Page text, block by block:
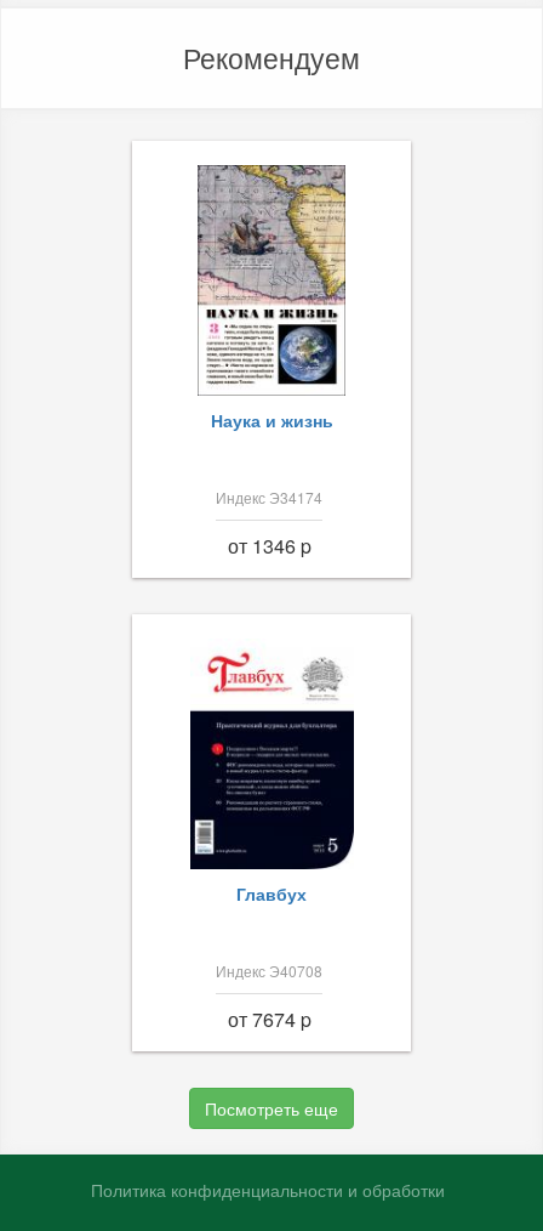
Рекомендуем
Наука и жизнь
Индекс Э34174
от 1346 p
Главбух
Индекс Э40708
от 7674 p
Посмотреть еще
Политика конфиденциальности и обработки